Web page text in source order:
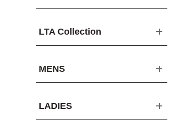
LTA Collection
MENS
LADIES